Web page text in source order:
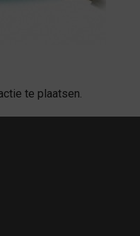
te plaatsen.